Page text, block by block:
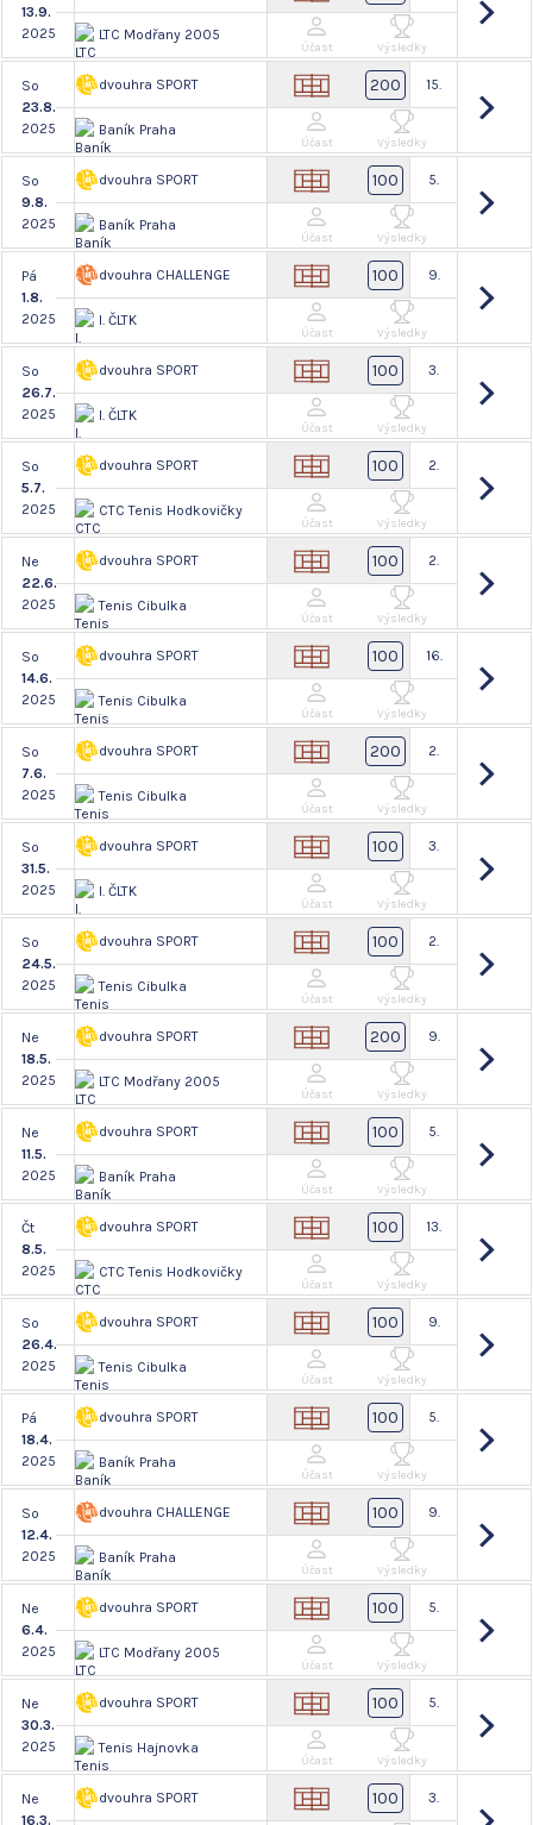
13.9.
2025
LTC Modřany 2005
Účast Výsledky
So
23.8.
2025
dvouhra SPORT
Baník Praha
200 15.
Účast Výsledky
So
9.8.
2025
dvouhra SPORT
Baník Praha
100 5.
Účast Výsledky
Pá
1.8.
2025
dvouhra CHALLENGE
I. ČLTK
100 9.
Účast Výsledky
So
26.7.
2025
dvouhra SPORT
I. ČLTK
100 3.
Účast Výsledky
So
5.7.
2025
dvouhra SPORT
CTC Tenis Hodkovičky
100 2.
Účast Výsledky
Ne
22.6.
2025
dvouhra SPORT
Tenis Cibulka
100 2.
Účast Výsledky
So
14.6.
2025
dvouhra SPORT
Tenis Cibulka
100 16.
Účast Výsledky
So
7.6.
2025
dvouhra SPORT
Tenis Cibulka
200 2.
Účast Výsledky
So
31.5.
2025
dvouhra SPORT
I. ČLTK
100 3.
Účast Výsledky
So
24.5.
2025
dvouhra SPORT
Tenis Cibulka
100 2.
Účast Výsledky
Ne
18.5.
2025
dvouhra SPORT
LTC Modřany 2005
200 9.
Účast Výsledky
Ne
11.5.
2025
dvouhra SPORT
Baník Praha
100 5.
Účast Výsledky
Čt
8.5.
2025
dvouhra SPORT
CTC Tenis Hodkovičky
100 13.
Účast Výsledky
So
26.4.
2025
dvouhra SPORT
Tenis Cibulka
100 9.
Účast Výsledky
Pá
18.4.
2025
dvouhra SPORT
Baník Praha
100 5.
Účast Výsledky
So
12.4.
2025
dvouhra CHALLENGE
Baník Praha
100 9.
Účast Výsledky
Ne
6.4.
2025
dvouhra SPORT
LTC Modřany 2005
100 5.
Účast Výsledky
Ne
30.3.
2025
dvouhra SPORT
Tenis Hajnovka
100 5.
Účast Výsledky
Ne
16.3.
dvouhra SPORT 100 3.